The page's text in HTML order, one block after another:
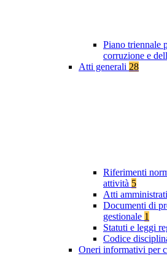
Piano triennale
corruzione e
Atti generali 28
Riferimenti
attività 5
Atti
Documenti di
gestionale 1
Statuti e leggi
Codice
Oneri informativi per